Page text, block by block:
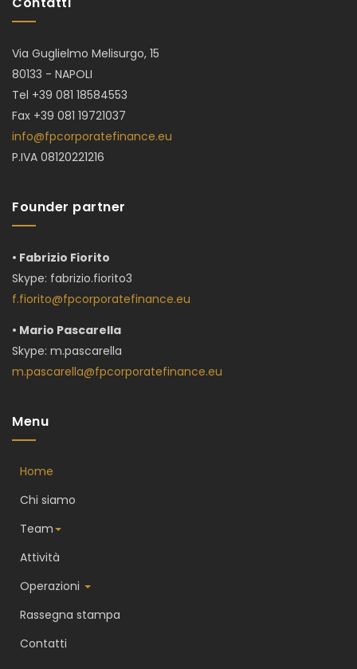
Via Guglielmo Melisurgo, 15
80133 - NAPOLI
Tel +39 081 18584553
Fax +39 081 19721037
info@fpcorporatefinance.eu
P.IVA 08120221216
Founder partner
• Fabrizio Fiorito
Skype: fabrizio.fiorito3
f.fiorito@fpcorporatefinance.eu
• Mario Pascarella
Skype: m.pascarella
m.pascarella@fpcorporatefinance.eu
Menu
Home
Chi siamo
Team
Attività
Operazioni
Rassegna stampa
Contatti